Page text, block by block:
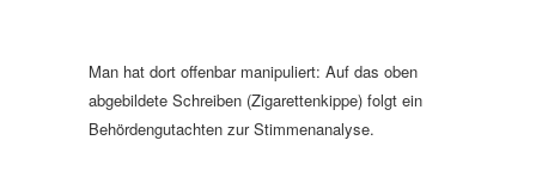
Man hat dort offenbar manipuliert: Auf das oben
abgebildete Schreiben (Zigarettenkippe) folgt ein
Behördengutachten zur Stimmenanalyse.